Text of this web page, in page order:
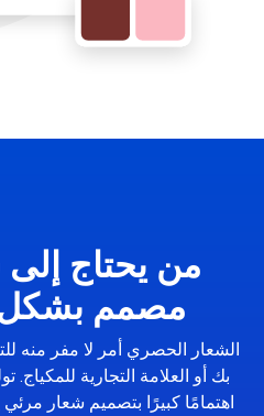
من يحتاج
مصمم بشكل
الشعار الحصري أمر لا مفر منه
بك أو العلامة التجارية للمكياج.
اهتمامًا كبيرًا بتصميم شعار